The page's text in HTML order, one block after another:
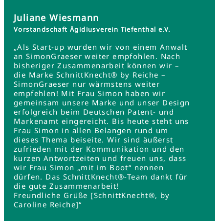
Juliane Wiesmann
Vorstandschaft Ägidiusverein Tiefenthal e.V.
„Als Start-up wurden wir von einem Anwalt
an SimonGraeser weiter empfohlen. Nach
bisheriger Zusammenarbeit können wir –
die Marke SchnittKnecht® by Reiche –
SimonGraeser nur wärmstens weiter
empfehlen! Mit Frau Simon haben wir
gemeinsam unsere Marke und unser Design
erfolgreich beim Deutschen Patent- und
Markenamt eingereicht. Bis heute steht uns
Frau Simon in allen Belangen rund um
dieses Thema beiseite. Wir sind äußerst
zufrieden mit der Kommunikation und den
kurzen Antwortzeiten und freuen uns, dass
wir Frau Simon „mit im Boot“ nennen
dürfen. Das SchnittKnecht®-Team dankt für
die gute Zusammenarbeit!
Freundliche Grüße [SchnittKnecht®, by
Caroline Reiche]“